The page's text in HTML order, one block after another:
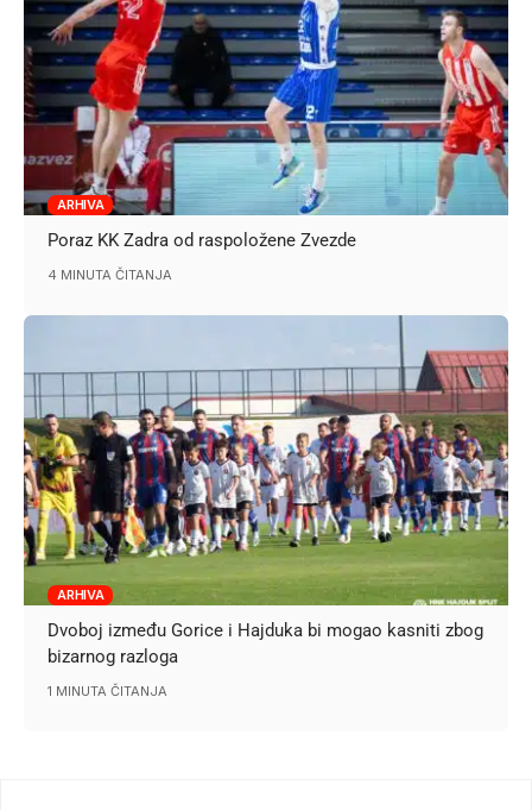
ARHIVA
Poraz KK Zadra od raspoložene Zvezde
4 MINUTA ČITANJA
ARHIVA
Dvoboj između Gorice i Hajduka bi mogao kasniti zbog
bizarnog razloga
1 MINUTA ČITANJA